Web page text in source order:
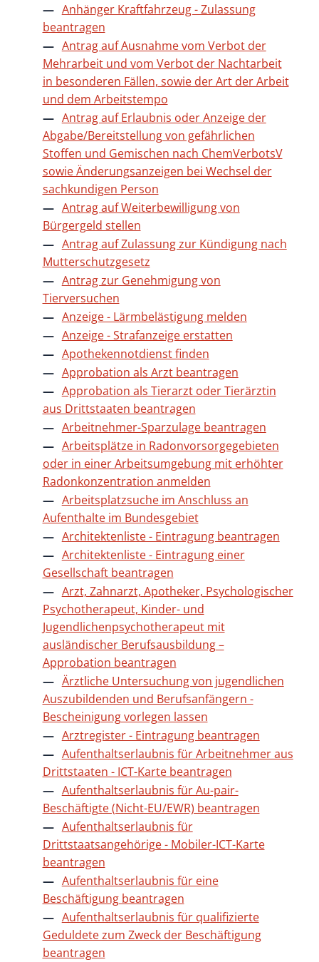
Anhänger Kraftfahrzeug - Zulassung
beantragen
Antrag auf Ausnahme vom Verbot der
Mehrarbeit und vom Verbot der Nachtarbeit
in besonderen Fällen, sowie der Art der Arbeit
und dem Arbeitstempo
Antrag auf Erlaubnis oder Anzeige der
Abgabe/Bereitstellung von gefährlichen
Stoffen und Gemischen nach ChemVerbotsV
sowie Änderungsanzeigen bei Wechsel der
sachkundigen Person
Antrag auf Weiterbewilligung von
Bürgergeld stellen
Antrag auf Zulassung zur Kündigung nach
Mutterschutzgesetz
Antrag zur Genehmigung von
Tierversuchen
Anzeige - Lärmbelästigung melden
Anzeige - Strafanzeige erstatten
Apothekennotdienst finden
Approbation als Arzt beantragen
Approbation als Tierarzt oder Tierärztin
aus Drittstaaten beantragen
Arbeitnehmer-Sparzulage beantragen
Arbeitsplätze in Radonvorsorgegebieten
oder in einer Arbeitsumgebung mit erhöhter
Radonkonzentration anmelden
Arbeitsplatzsuche im Anschluss an
Aufenthalte im Bundesgebiet
Architektenliste - Eintragung beantragen
Architektenliste - Eintragung einer
Gesellschaft beantragen
Arzt, Zahnarzt, Apotheker, Psychologischer
Psychotherapeut, Kinder- und
Jugendlichenpsychotherapeut mit
ausländischer Berufsausbildung –
Approbation beantragen
Ärztliche Untersuchung von jugendlichen
Auszubildenden und Berufsanfängern -
Bescheinigung vorlegen lassen
Arztregister - Eintragung beantragen
Aufenthaltserlaubnis für Arbeitnehmer aus
Drittstaaten - ICT-Karte beantragen
Aufenthaltserlaubnis für Au-pair-
Beschäftigte (Nicht-EU/EWR) beantragen
Aufenthaltserlaubnis für
Drittstaatsangehörige - Mobiler-ICT-Karte
beantragen
Aufenthaltserlaubnis für eine
Beschäftigung beantragen
Aufenthaltserlaubnis für qualifizierte
Geduldete zum Zweck der Beschäftigung
beantragen